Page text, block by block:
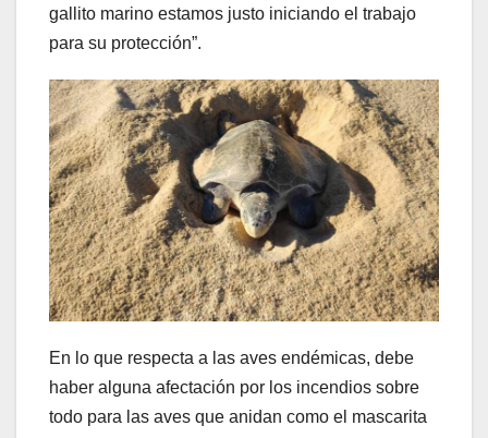
gallito marino estamos justo iniciando el trabajo
para su protección”.
En lo que respecta a las aves endémicas, debe
haber alguna afectación por los incendios sobre
todo para las aves que anidan como el mascarita